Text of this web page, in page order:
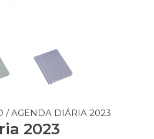
/ AGENDA DIÁRIA 2023
2023